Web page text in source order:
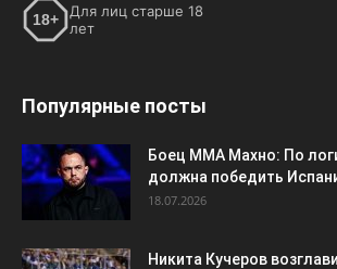
18+
Для лиц старше 18
лет
Популярные посты
Боец ММА Махно: По
должна победить
18.07.2026
Никита Кучеров